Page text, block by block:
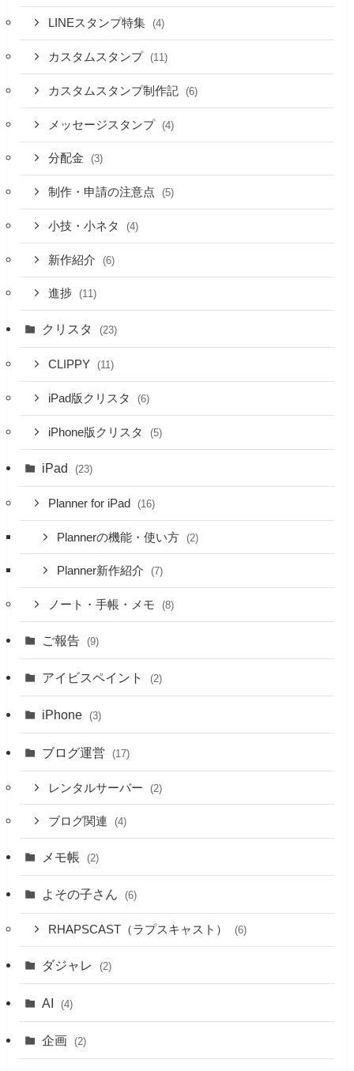
LINEスタンプ特集 (4)
カスタムスタンプ (11)
カスタムスタンプ制作記 (6)
メッセージスタンプ (4)
分配金 (3)
制作・申請の注意点 (5)
小技・小ネタ (4)
新作紹介 (6)
進捗 (11)
クリスタ (23)
CLIPPY (11)
iPad版クリスタ (6)
iPhone版クリスタ (5)
iPad (23)
Planner for iPad (16)
Plannerの機能・使い方 (2)
Planner新作紹介 (7)
ノート・手帳・メモ (8)
ご報告 (9)
アイビスペイント (2)
iPhone (3)
ブログ運営 (17)
レンタルサーバー (2)
ブログ関連 (4)
メモ帳 (2)
よその子さん (6)
RHAPSCAST（ラプスキャスト） (6)
ダジャレ (2)
AI (4)
企画 (2)